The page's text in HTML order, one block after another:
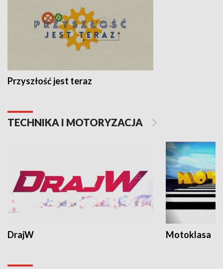
Przyszłość jest teraz
TECHNIKA I MOTORYZACJA
DrajW Motoklasa